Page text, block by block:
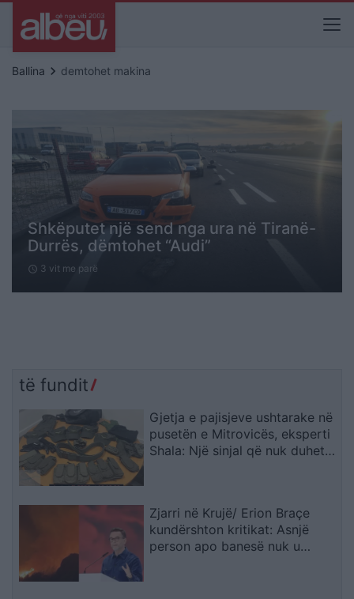
Ballina keyboard_arrow_right demtohet makina
Shkëputet një send nga ura në Tiranë-
Durrës, dëmtohet “Audi”
schedule 3 vit me parë
të fundit
Gjetja e pajisjeve ushtarake në
pusetën e Mitrovicës, eksperti
Shala: Një sinjal që nuk duhet
Zjarri në Krujë/ Erion Braçe
kundërshton kritikat: Asnjë
person apo banesë nuk u